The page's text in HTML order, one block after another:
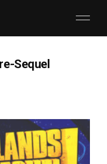
Sequel